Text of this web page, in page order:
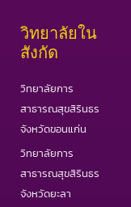
วิทยาลัยใน
สังกัด
วิทยาลัยการ
สาธารณสุขสิรินธร
จังหวัดขอนแก่น
วิทยาลัยการ
สาธารณสุขสิรินธร
จังหวัดยะลา